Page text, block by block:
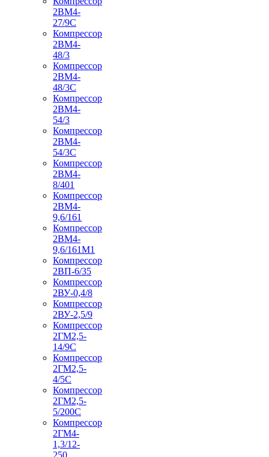
2ВМ4-
27/9С
Компрессор
2ВМ4-
48/3
Компрессор
2ВМ4-
48/3С
Компрессор
2ВМ4-
54/3
Компрессор
2ВМ4-
54/3С
Компрессор
2ВМ4-
8/401
Компрессор
2ВМ4-
9,6/161
Компрессор
2ВМ4-
9,6/161М1
Компрессор
2ВП-6/35
Компрессор
2ВУ-0,4/8
Компрессор
2ВУ-2,5/9
Компрессор
2ГМ2,5-
14/9С
Компрессор
2ГМ2,5-
4/5С
Компрессор
2ГМ2,5-
5/200С
Компрессор
2ГМ4-
1,3/12-
250